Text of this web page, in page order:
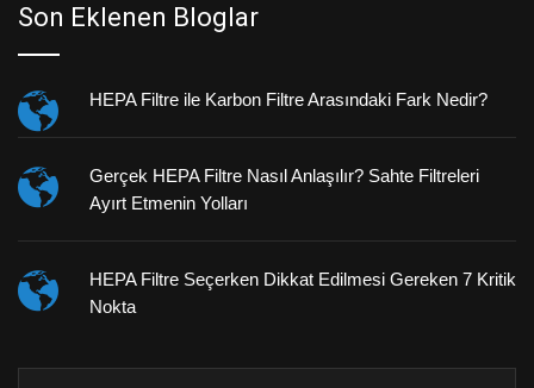
Son Eklenen Bloglar
HEPA Filtre ile Karbon Filtre Arasındaki Fark Nedir?
Gerçek HEPA Filtre Nasıl Anlaşılır? Sahte Filtreleri
Ayırt Etmenin Yolları
HEPA Filtre Seçerken Dikkat Edilmesi Gereken 7 Kritik
Nokta